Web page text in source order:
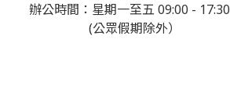
辦公時間：星期一至五 09:00 - 17:30
(公眾假期除外）